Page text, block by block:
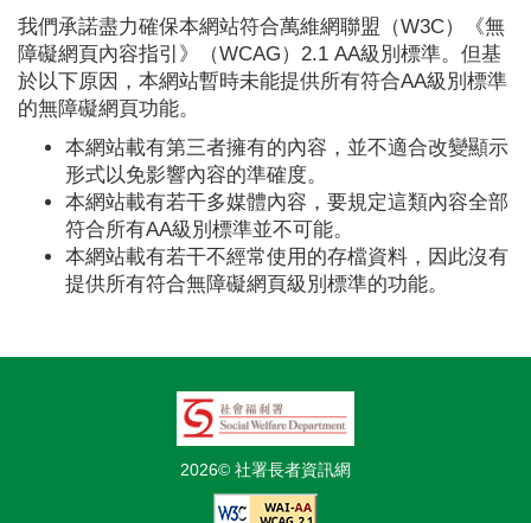
我們承諾盡力確保本網站符合萬維網聯盟（W3C）《無
障礙網頁內容指引》（WCAG）2.1 AA級別標準。但基
於以下原因，本網站暫時未能提供所有符合AA級別標準
的無障礙網頁功能。
本網站載有第三者擁有的內容，並不適合改變顯示
形式以免影響內容的準確度。
本網站載有若干多媒體內容，要規定這類內容全部
符合所有AA級別標準並不可能。
本網站載有若干不經常使用的存檔資料，因此沒有
提供所有符合無障礙網頁級別標準的功能。
2026© 社署長者資訊網